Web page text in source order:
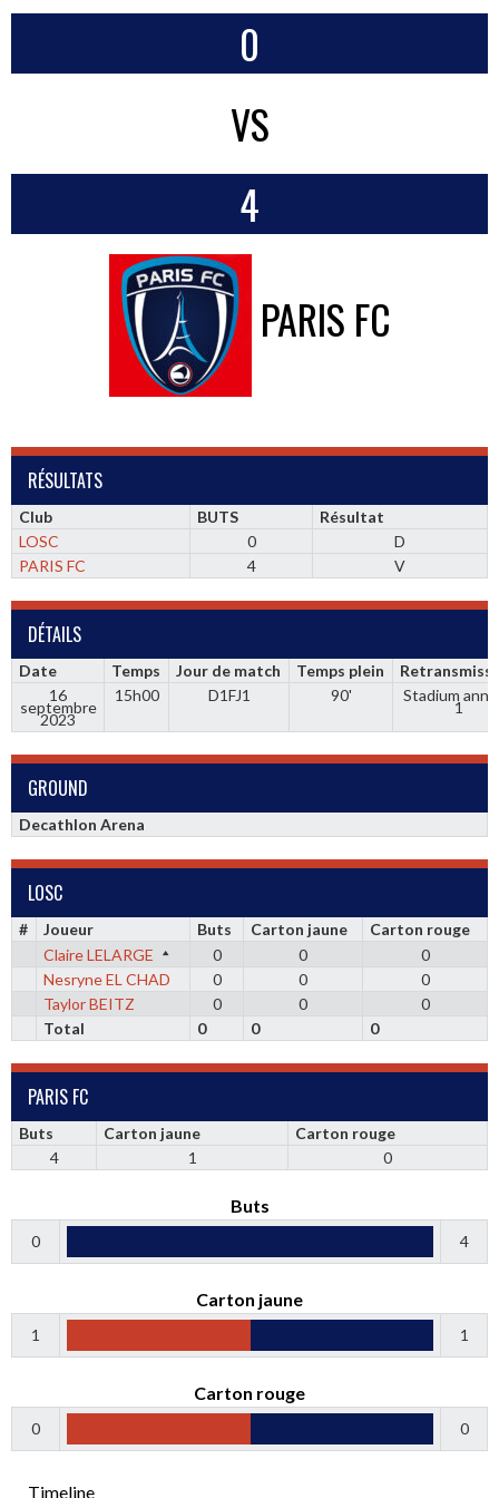
0
VS
4
PARIS FC
RÉSULTATS
Club BUTS
Résultat
LOSC
0
D
PARIS FC
4 V
DÉTAILS
Date Temps Jour de match Temps plein
16
septembre
2023
15h00 D1FJ1 90' Stadium
1
GROUND
Decathlon Arena
LOSC
# Joueur Buts Carton jaune
Carton rouge
Claire LELARGE
0 0
0
Nesryne EL CHAD
0 0
0
Taylor BEITZ
0 0
0
Total
0 0 0
PARIS FC
Buts Carton jaune
Carton rouge
4
1 0
Buts
0 4
Carton jaune
1 1
Carton rouge
0 0
Timeline